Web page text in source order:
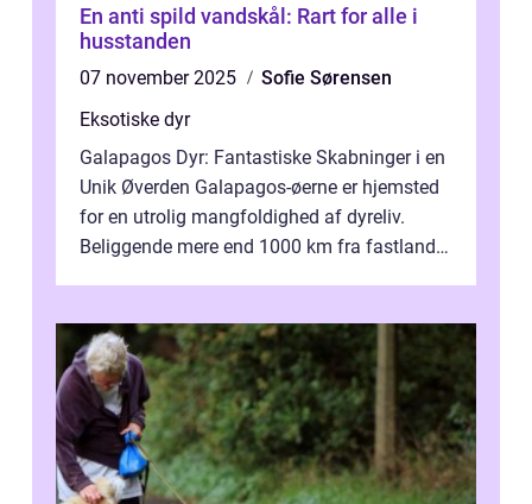
En anti spild vandskål: Rart for alle i
husstanden
07 november 2025
Sofie Sørensen
Eksotiske dyr
Galapagos Dyr: Fantastiske Skabninger i en
Unik Øverden Galapagos-øerne er hjemsted
for en utrolig mangfoldighed af dyreliv.
Beliggende mere end 1000 km fra fastlandet